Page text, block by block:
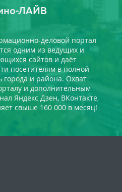
ЛАЙВ
деловой портал
одним из ведущих и
сайтов и даёт
посетителям в полной
города и района. Охват
и дополнительным
Яндекс Дзен, ВКонтакте,
свыше 160 000 в месяц!